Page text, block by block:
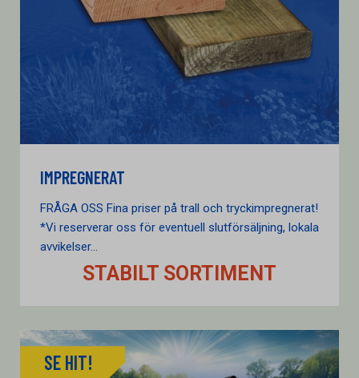
IMPREGNERAT
FRÅGA OSS Fina priser på trall och tryckimpregnerat!
*Vi reserverar oss för eventuell slutförsäljning, lokala
avvikelser...
STABILT SORTIMENT
SE HIT!